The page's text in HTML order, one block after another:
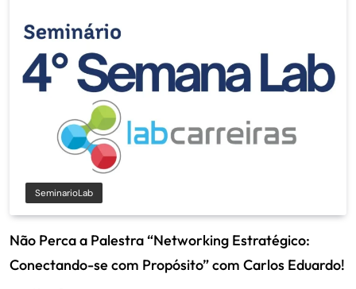
SeminarioLab
Não Perca a Palestra “Networking Estratégico:
Conectando-se com Propósito” com Carlos Eduardo!